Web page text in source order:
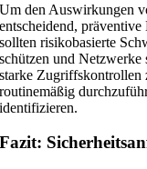
Um den Auswirkungen
entscheidend,
sollten risikobasierte
schützen und Netzwerke
starke Zugriffskontrollen
routinemäßig
identifizieren.
Fazit: